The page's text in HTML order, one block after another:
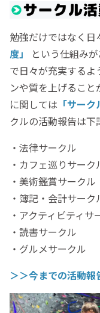
勉強だけではなく
度」
という仕組み
で日々が充実するよ
ンや質を上げるこ
に関しては 「サーク
クルの活動報告は下
・法律サークル
・カフェ巡りサーク
・美術鑑賞サークル
・簿記・会計サーク
・アクティビティサ
・読書サークル
・グルメサークル
＞＞今までの活動報